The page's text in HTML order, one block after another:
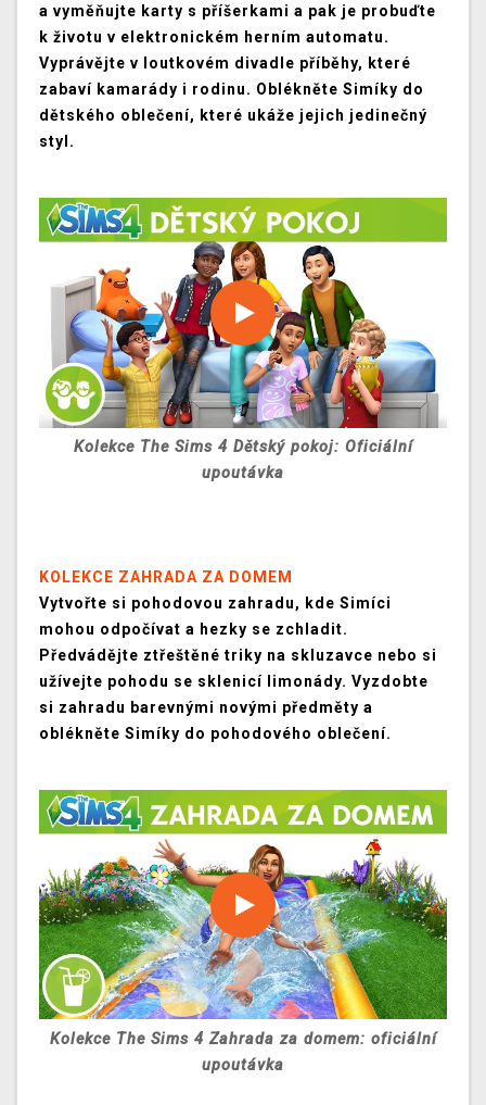
a vyměňujte karty s příšerkami a pak je probuďte
k životu v elektronickém herním automatu.
Vyprávějte v loutkovém divadle příběhy, které
zabaví kamarády i rodinu. Oblékněte Simíky do
dětského oblečení, které ukáže jejich jedinečný
styl.
Kolekce The Sims 4 Dětský pokoj: Oficiální
upoutávka
KOLEKCE ZAHRADA ZA DOMEM
Vytvořte si pohodovou zahradu, kde Simíci
mohou odpočívat a hezky se zchladit.
Předvádějte ztřeštěné triky na skluzavce nebo si
užívejte pohodu se sklenicí limonády. Vyzdobte
si zahradu barevnými novými předměty a
oblékněte Simíky do pohodového oblečení.
Kolekce The Sims 4 Zahrada za domem: oficiální
upoutávka